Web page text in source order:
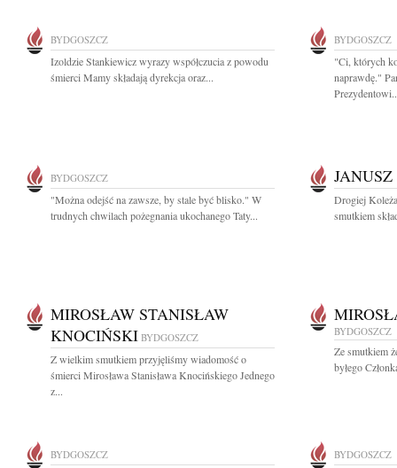
BYDGOSZCZ
Izoldzie Stankiewicz wyrazy współczucia z powodu
śmierci Mamy składają dyrekcja oraz...
BYDGOSZCZ
"Ci, których
naprawdę."
BYDGOSZCZ
"Można odejść na zawsze, by stale być blisko." W
trudnych chwilach pożegnania ukochanego Taty...
Drogiej
smutkiem
MIROSŁAW STANISŁAW
KNOCIŃSKI BYDGOSZCZ
Z wielkim smutkiem przyjęliśmy wiadomość o
śmierci Mirosława Stanisława Knocińskiego Jednego
z...
BYDGOSZCZ
Ze smutkiem
byłego
BYDGOSZCZ BYDGOSZCZ